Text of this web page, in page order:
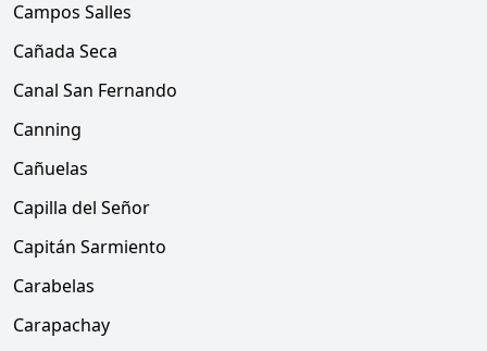
Campos Salles
Cañada Seca
Canal San Fernando
Canning
Cañuelas
Capilla del Señor
Capitán Sarmiento
Carabelas
Carapachay